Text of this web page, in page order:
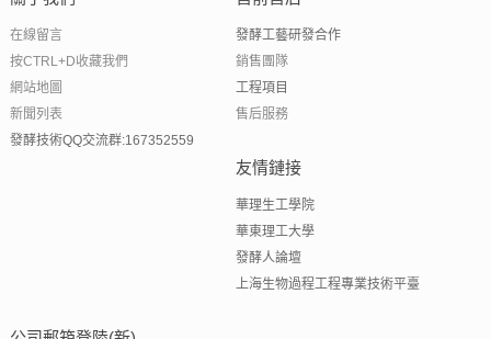
在線留言
按CTRL+D收藏我們
網站地圖
新聞列表
發酵技術QQ交流群:167352559
發酵工藝研發合作
銷售團隊
工程項目
售后服務
友情鏈接
華理生工學院
華東理工大學
發酵人論壇
上海生物過程工程專業技術平臺